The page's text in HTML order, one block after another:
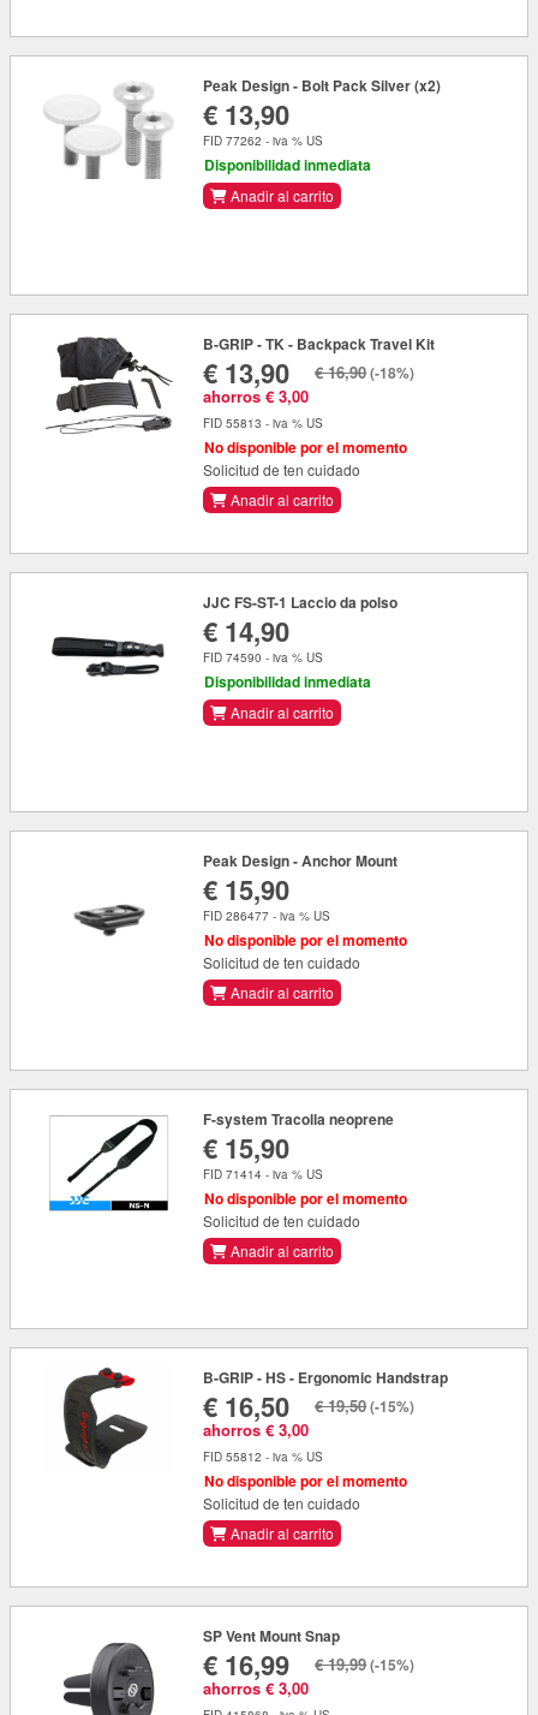
Peak Design - Bolt Pack Silver (x2)
€ 13,90
FID 77262 - iva % US
Disponibilidad inmediata
Anadir al carrito
B-GRIP - TK - Backpack Travel Kit
€ 13,90
ahorros € 3,00
€ 16,90(-18%)
FID 55813 - iva % US
No disponible por el momento
Solicitud de ten cuidado
Anadir al carrito
JJC FS-ST-1 Laccio da polso
€ 14,90
FID 74590 - iva % US
Disponibilidad inmediata
Anadir al carrito
Peak Design - Anchor Mount
€ 15,90
FID 286477 - iva % US
No disponible por el momento
Solicitud de ten cuidado
Anadir al carrito
F-system Tracolla neoprene
€ 15,90
FID 71414 - iva % US
No disponible por el momento
Solicitud de ten cuidado
Anadir al carrito
B-GRIP - HS - Ergonomic Handstrap
€ 16,50
ahorros € 3,00
€ 19,50(-15%)
FID 55812 - iva % US
No disponible por el momento
Solicitud de ten cuidado
Anadir al carrito
SP Vent Mount Snap
€ 16,99
ahorros € 3,00
€ 19,99(-15%)